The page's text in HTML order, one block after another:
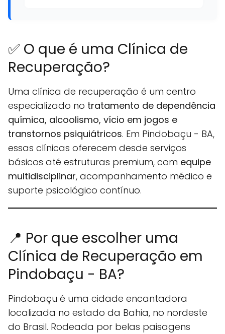
✅ O que é uma Clínica de
Recuperação?
Uma clínica de recuperação é um centro
especializado no tratamento de dependência
química, alcoolismo, vício em jogos e
transtornos psiquiátricos. Em Pindobaçu - BA,
essas clínicas oferecem desde serviços
básicos até estruturas premium, com equipe
multidisciplinar, acompanhamento médico e
suporte psicológico contínuo.
📍 Por que escolher uma
Clínica de Recuperação em
Pindobaçu - BA?
Pindobaçu é uma cidade encantadora
localizada no estado da Bahia, no nordeste
do Brasil. Rodeada por belas paisagens